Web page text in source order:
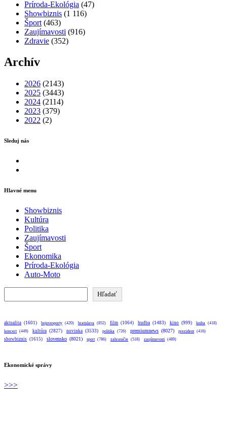
Príroda-Ekológia (47)
Showbiznis (1 116)
Šport (463)
Zaujímavosti (916)
Zdravie (352)
Archív
2026 (2143)
2025 (3443)
2024 (2114)
2023 (379)
2022 (2)
Sleduj nás
Hlavné menu
Showbiznis
Kultúra
Politika
Zaujímavosti
Šport
Ekonomika
Príroda-Ekológia
Auto-Moto
Hľadať
aktualita (1601) bojovesporty (420) bratislava (852) film (1064) hudba (1483) kino (999) kniha (418)
koncert (449) kultúra (2827) novinka (3533) politika (726) premiumnews (8027) prezident (416)
showbiznis (1615) slovensko (8021) sport (786) zahraničie (518) zaujímavosti (489)
Ekonomické správy
>>>